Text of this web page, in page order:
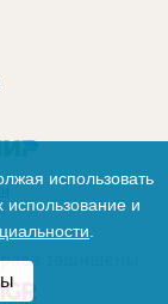
защищены
использовать
использование и